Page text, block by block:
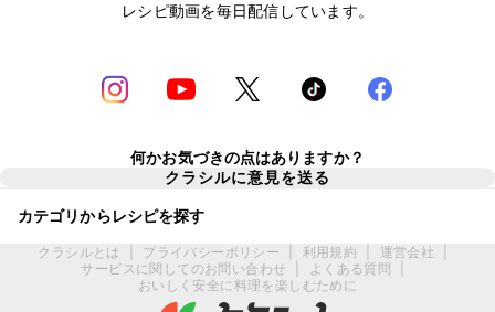
レシピ動画を毎日配信しています。
何かお気づきの点はありますか？
クラシルに意見を送る
カテゴリからレシピを探す
クラシルとは プライバシーポリシー 利用規約 運営会社
サービスに関してのお問い合わせ
よくある質問
おいしく安全に料理を楽しむために